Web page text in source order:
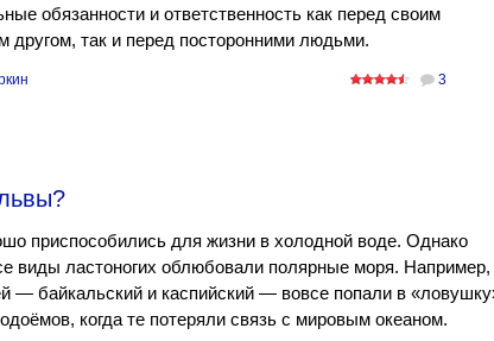
обязанности и ответственность как перед своим
другом, так и перед посторонними людьми.
3
приспособились для жизни в холодной воде. Однако
виды ластоногих облюбовали полярные моря. Например,
— байкальский и каспийский — вовсе попали в
когда те потеряли связь с мировым океаном.